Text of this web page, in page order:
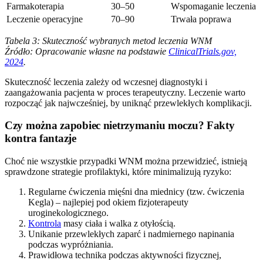
Farmakoterapia
30–50
Wspomaganie leczenia
Leczenie operacyjne
70–90 Trwała poprawa
Tabela 3: Skuteczność wybranych metod leczenia WNM
Źródło: Opracowanie własne na podstawie ClinicalTrials.gov,
2024.
Skuteczność leczenia zależy od wczesnej diagnostyki i
zaangażowania pacjenta w proces terapeutyczny. Leczenie warto
rozpocząć jak najwcześniej, by uniknąć przewlekłych komplikacji.
Czy można zapobiec nietrzymaniu moczu? Fakty
kontra fantazje
Choć nie wszystkie przypadki WNM można przewidzieć, istnieją
sprawdzone strategie profilaktyki, które minimalizują ryzyko:
Regularne ćwiczenia mięśni dna miednicy (tzw. ćwiczenia
Kegla) – najlepiej pod okiem fizjoterapeuty
uroginekologicznego.
Kontrola masy ciała i walka z otyłością.
Unikanie przewlekłych zaparć i nadmiernego napinania
podczas wypróżniania.
Prawidłowa technika podczas aktywności fizycznej,